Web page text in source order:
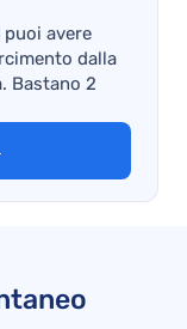
puoi avere
dalla
Bastano 2